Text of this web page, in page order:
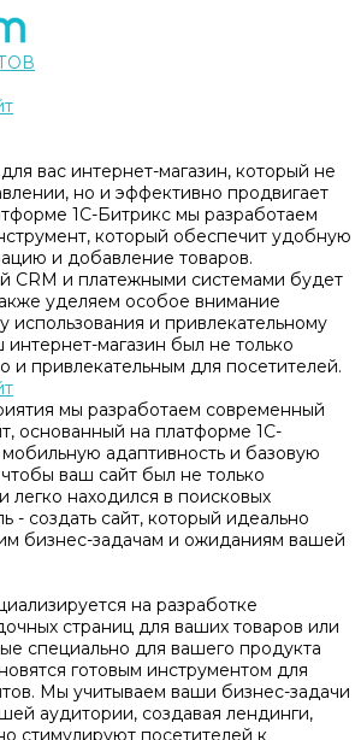
вас интернет-магазин, который не
но и эффективно продвигает
1С-Битрикс мы разработаем
который обеспечит удобную
и добавление товаров.
CRM и платежными системами будет
уделяем особое внимание
использования и привлекательному
магазин был не только
и привлекательным для посетителей.
мы разработаем современный
основанный на платформе 1С-
адаптивность и базовую
ваш сайт был не только
легко находился в поисковых
- создать сайт, который идеально
бизнес-задачам и ожиданиям вашей
на разработке
страниц для ваших товаров или
специально для вашего продукта
готовым инструментом для
Мы учитываем ваши бизнес-задачи
аудитории, создавая лендинги,
стимулируют посетителей к